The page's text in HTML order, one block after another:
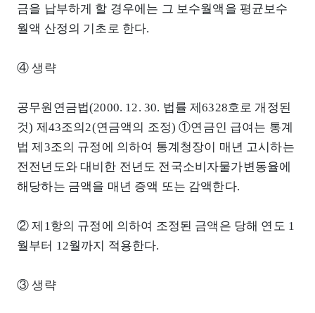
금을 납부하게 할 경우에는 그 보수월액을 평균보수
월액 산정의 기초로 한다.
④ 생략
공무원연금법(2000. 12. 30. 법률 제6328호로 개정된
것) 제43조의2(연금액의 조정) ①연금인 급여는 통계
법 제3조의 규정에 의하여 통계청장이 매년 고시하는
전전년도와 대비한 전년도 전국소비자물가변동율에
해당하는 금액을 매년 증액 또는 감액한다.
② 제1항의 규정에 의하여 조정된 금액은 당해 연도 1
월부터 12월까지 적용한다.
③ 생략